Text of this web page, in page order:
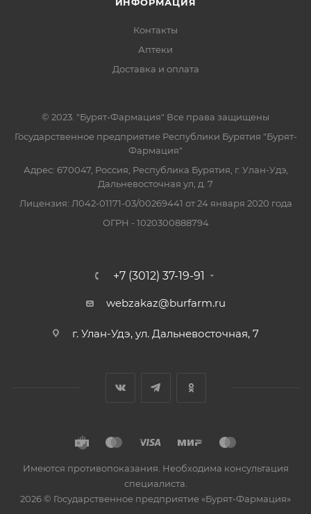
Контакты
Аптеки
Доставка и оплата
© 2023. "Бурят-Фармация" Все права защищены
Государственное предприятие Республики Бурятия "Бурят-
Фармация"
Адрес: 670047, Россия, Республика Бурятия, г. Улан-Удэ,
Дальневосточная ул, д. 7
Лицензия: Л042-01171-03/00269441 от 24 января 2020 года
ОГРН - 1020300888794
+7 (3012) 37-19-91
webzakaz@burfarm.ru
г. Улан-Удэ, ул. Дальневосточная, 7
Имеются противопоказания. Необходима консультация
специалиста.
2026 © Государственное предприятие «Бурят-Фармация»